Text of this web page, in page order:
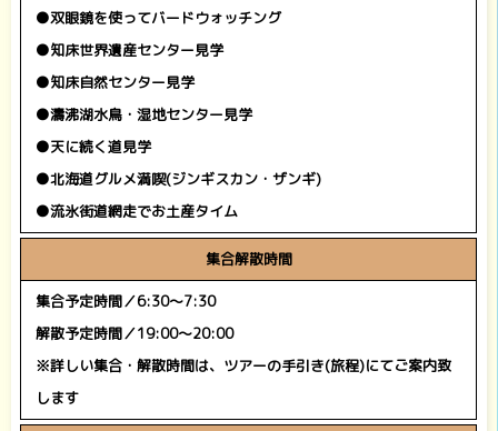
●双眼鏡を使ってバードウォッチング
●知床世界遺産センター見学
●知床自然センター見学
●濤沸湖水鳥・湿地センター見学
●天に続く道見学
●北海道グルメ満喫(ジンギスカン・ザンギ)
●流氷街道網走でお土産タイム
集合解散時間
集合予定時間／6:30～7:30
解散予定時間／19:00～20:00
※詳しい集合・解散時間は、ツアーの手引き(旅程)にてご案内致
します